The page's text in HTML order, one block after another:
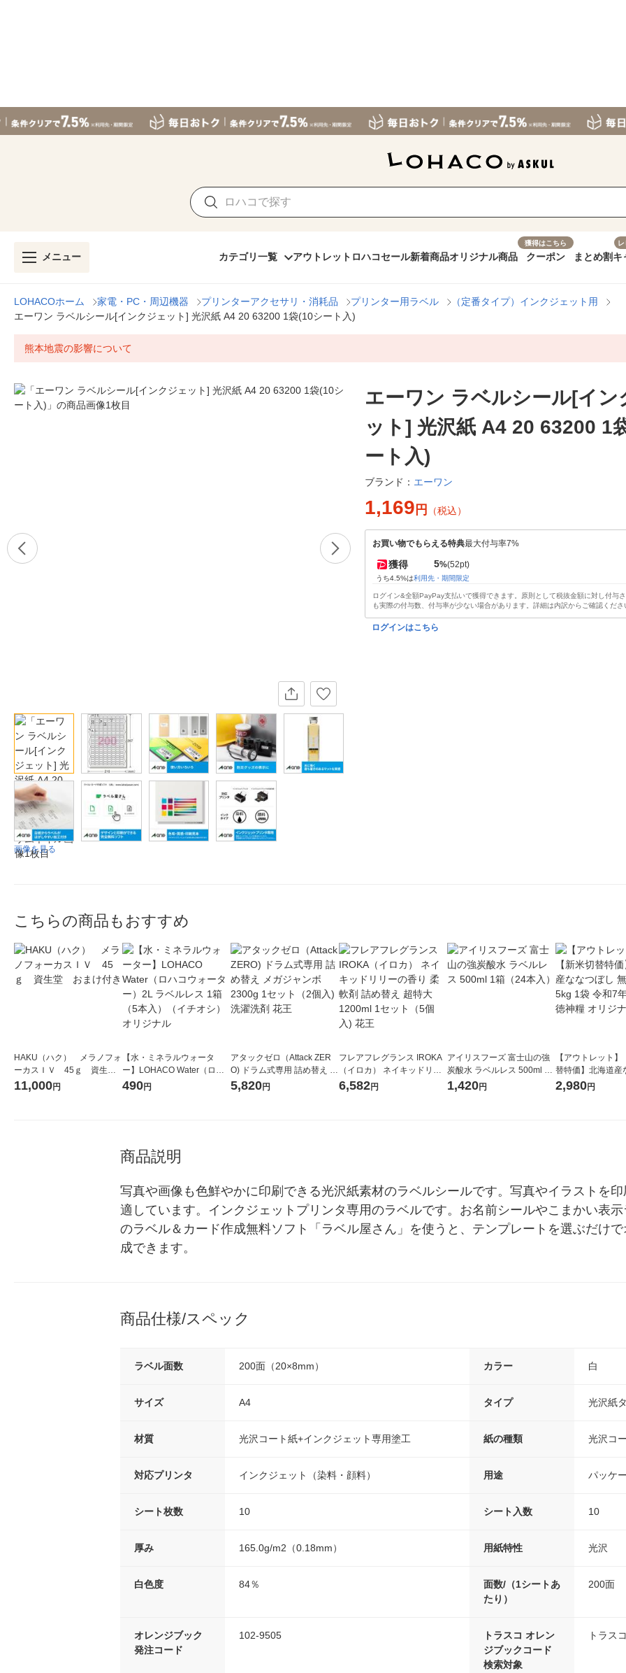
メニュー カテゴリ一覧 アウトレット ロハコセール新着商品オリジナル商品
獲得はこちら
クーポン まとめ割キ
LOHACOホーム 家電・PC・周辺機器 プリンターアクセサリ・消耗品 プリンター用ラベル
（定番タイプ）インクジェット用
エーワン ラベルシール[インクジェット] 光沢紙 A4 20 63200 1袋(10シート入)
熊本地震の影響について
画像を見る
エーワン ラベルシール[イン
ット] 光沢紙 A4 20 63200 1
ート入)
ブランド： エーワン
1,169 円 （税込）
お買い物でもらえる特典最大付与率7%
獲得 5%(52pt)
うち4.5%は利用先・期間限定
ログイン&全額PayPay支払いで獲得できます。原則として税抜金額に対し付与
も実際の付与数、付与率が少ない場合があります。詳細は内訳からご確認くださ
ログインはこちら
こちらの商品もおすすめ
HAKU（ハク） メラノフォ
ーカスＩＶ 45ｇ 資生
堂 おまけ付き
11,000円
【水・ミネラルウォータ
ー】LOHACO Water（ロハ
コウォーター）2L ラベルレ
490円
アタックゼロ（Attack ZER
O) ドラム式専用 詰め替え メ
ガジャンボ 2300g 1セット
（2個入) 洗濯洗剤 花王
5,820円
フレアフレグランス IROKA
（イロカ） ネイキッドリリ
ーの香り 柔軟剤 詰め替え 超
特大 1200ml 1セット（5個
6,582円
アイリスフーズ 富士山の強
炭酸水 ラベルレス 500ml 1
箱（24本入）
1,420円
【アウトレット】
替特価】北海道産
し 無洗米 5kg 1袋
米 木徳神糧 オリジ
2,980円
商品説明
写真や画像も色鮮やかに印刷できる光沢紙素材のラベルシールです。写真やイラストを
適しています。インクジェットプリンタ専用のラベルです。お名前シールやこまかい表
のラベル＆カード作成無料ソフト「ラベル屋さん」を使うと、テンプレートを選ぶだけ
成できます。
商品仕様/スペック
ラベル面数 200面（20×8mm） カラー 白
サイズ A4 タイプ 光沢紙
材質 光沢コート紙+インクジェット専用塗工 紙の種類 光沢コ
対応プリンタ インクジェット（染料・顔料） 用途 パッケ
シート枚数 10 シート入数 10
厚み 165.0g/m2（0.18mm） 用紙特性 光沢
白色度 84％
面数/（1シートあ
たり）
200面
オレンジブック
発注コード
102-9505
トラスコ オレン
ジブックコード
検索対象
トラス